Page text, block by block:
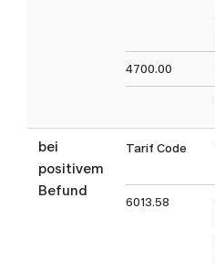
4700.00
bei
positivem
Befund
Tarif Code
6013.58